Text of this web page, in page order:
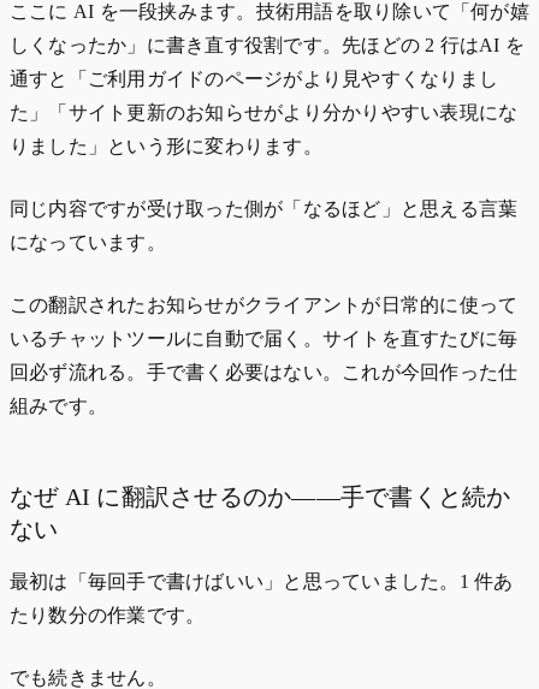
ここに AI を一段挟みます。技術用語を取り除いて「何が嬉
しくなったか」に書き直す役割です。先ほどの 2 行はAI を
通すと「ご利用ガイドのページがより見やすくなりまし
た」「サイト更新のお知らせがより分かりやすい表現にな
りました」という形に変わります。
同じ内容ですが受け取った側が「なるほど」と思える言葉
になっています。
この翻訳されたお知らせがクライアントが日常的に使って
いるチャットツールに自動で届く。サイトを直すたびに毎
回必ず流れる。手で書く必要はない。これが今回作った仕
組みです。
なぜ AI に翻訳させるのか——手で書くと続か
ない
最初は「毎回手で書けばいい」と思っていました。1 件あ
たり数分の作業です。
でも続きません。